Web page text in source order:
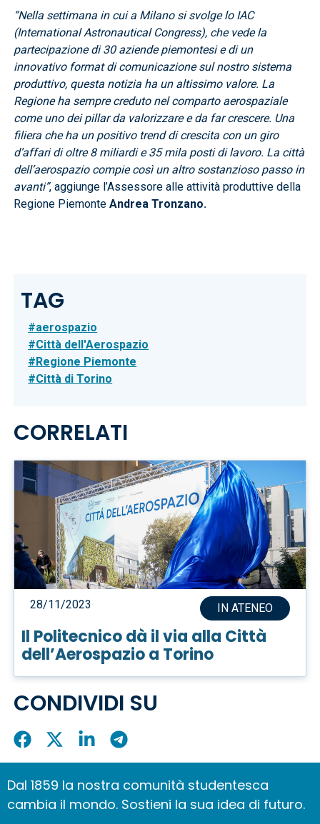
“Nella settimana in cui a Milano si svolge lo IAC
(International Astronautical Congress), che vede la
partecipazione di 30 aziende piemontesi e di un
innovativo format di comunicazione sul nostro sistema
produttivo, questa notizia ha un altissimo valore. La
Regione ha sempre creduto nel comparto aerospaziale
come uno dei pillar da valorizzare e da far crescere. Una
filiera che ha un positivo trend di crescita con un giro
d’affari di oltre 8 miliardi e 35 mila posti di lavoro. La città
dell’aerospazio compie così un altro sostanzioso passo in
avanti”, aggiunge l’Assessore alle attività produttive della
Regione PiemonteAndrea Tronzano.
TAG
aerospazio
Città dell'Aerospazio
Regione Piemonte
Città di Torino
CORRELATI
28/11/2023 IN ATENEO
Il Politecnico dà il via alla Città
dell’Aerospazio a Torino
CONDIVIDI SU
CondividiCondividiCondividiCondividi
Dal 1859 la nostra comunità studentesca
cambia il mondo. Sostieni la sua idea di futuro.